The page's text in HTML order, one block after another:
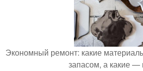
Экономный ремонт: какие
запасом, а какие —